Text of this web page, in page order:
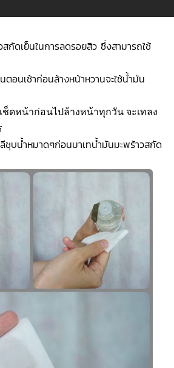
กัดเย็นในการลดรอยสิว ซึ่งสามารถใช้
ตอนเช้าก่อนล้างหน้าหวานจะใช้น้ำมัน
ช็ดหน้าก่อนไปล้างหน้าทุกวัน จะเทลง
ลีชุบน้ำหมาดๆก่อนมาเทน้ำมันมะพร้าวสกัด